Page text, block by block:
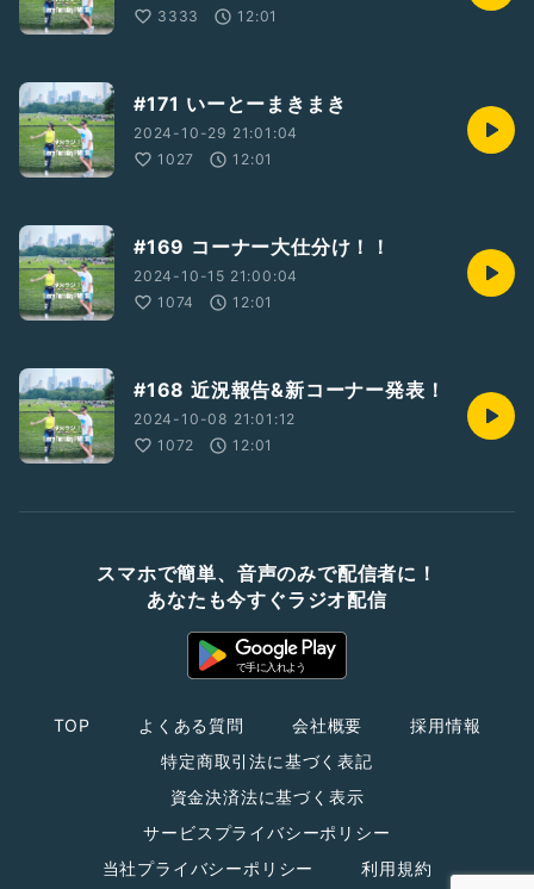
3333
12:01
#171 いーとーまきまき
2024-10-29 21:01:04
1027
12:01
#169 コーナー大仕分け！！
2024-10-15 21:00:04
1074
12:01
#168 近況報告&新コーナー発表！
2024-10-08 21:01:12
1072
12:01
スマホで簡単、音声のみで配信者に！
あなたも今すぐラジオ配信
TOP よくある質問 会社概要
採用情報
特定商取引法に基づく表記
資金決済法に基づく表示
サービスプライバシーポリシー
当社プライバシーポリシー
利用規約